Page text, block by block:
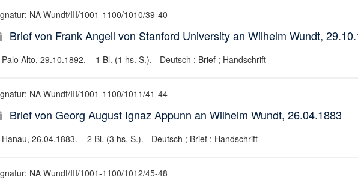
NA Wundt/III/1001-1100/1010/39-40
Brief von Frank Angell von Stanford University an Wilhelm Wundt,
Palo Alto, 29.10.1892. – 1 Bl. (1 hs. S.). - Deutsch ; Brief ; Handschrift
NA Wundt/III/1001-1100/1011/41-44
Brief von Georg August Ignaz Appunn an Wilhelm Wundt, 26.04.1883
Hanau, 26.04.1883. – 2 Bl. (3 hs. S.). - Deutsch ; Brief ; Handschrift
NA Wundt/III/1001-1100/1012/45-48